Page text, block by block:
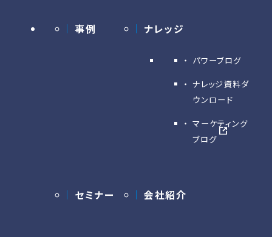
事例 ナレッジ
パワーブログ
ナレッジ資料ダ
ウンロード
マーケティング
ブログ
セミナー 会社紹介